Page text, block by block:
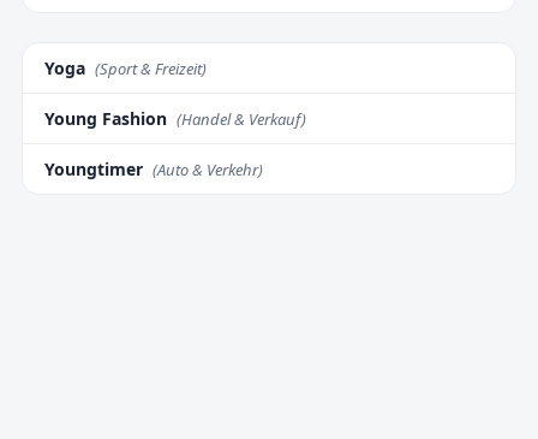
Yoga (Sport & Freizeit)
Young Fashion (Handel & Verkauf)
Youngtimer (Auto & Verkehr)